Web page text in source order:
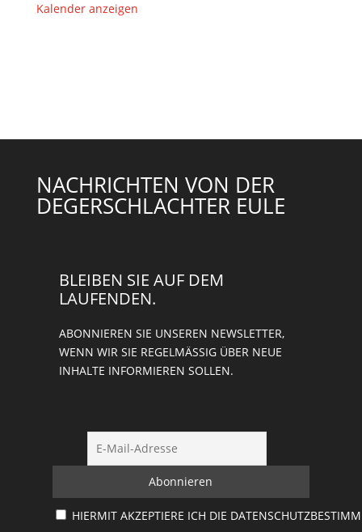
Kalender anzeigen
NACHRICHTEN VON DER
DEGERSCHLACHTER EULE
BLEIBEN SIE AUF DEM
LAUFENDEN.
ABONNIEREN SIE UNSEREN NEWSLETTER,
WENN WIR SIE REGELMÄSSIG ÜBER NEUE I
NHALTE INFORMIEREN SOLLEN.
HIERMIT AKZEPTIERE ICH DIE